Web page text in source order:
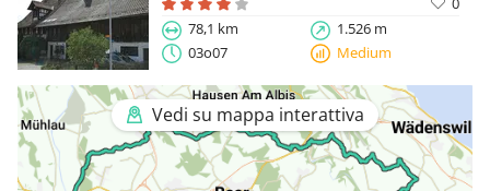
78,1 km
1.526 m
03o07
Medium
Vedi su mappa interattiva